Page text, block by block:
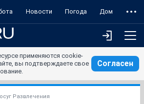
Новости Погода Дом
применяются cookie-
вы подтверждаете свое
Согласен
Развлечения